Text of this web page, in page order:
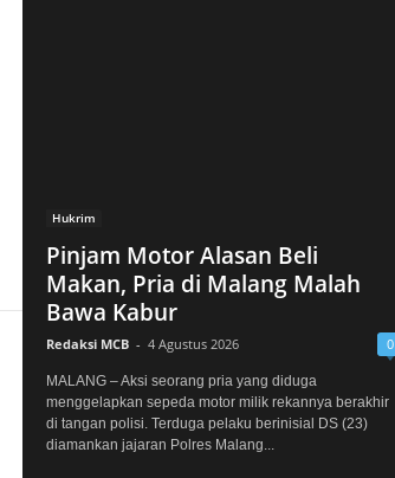
Hukrim
Pinjam Motor Alasan Beli
Makan, Pria di Malang Malah
Bawa Kabur
Redaksi MCB - 4 Agustus 2026 0
MALANG – Aksi seorang pria yang diduga
menggelapkan sepeda motor milik rekannya berakhir
di tangan polisi. Terduga pelaku berinisial DS (23)
diamankan jajaran Polres Malang...